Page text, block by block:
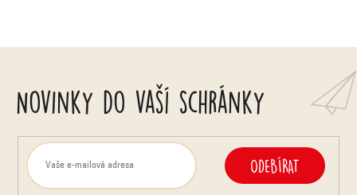
Novinky do vaší schránky
ODEBÍRAT